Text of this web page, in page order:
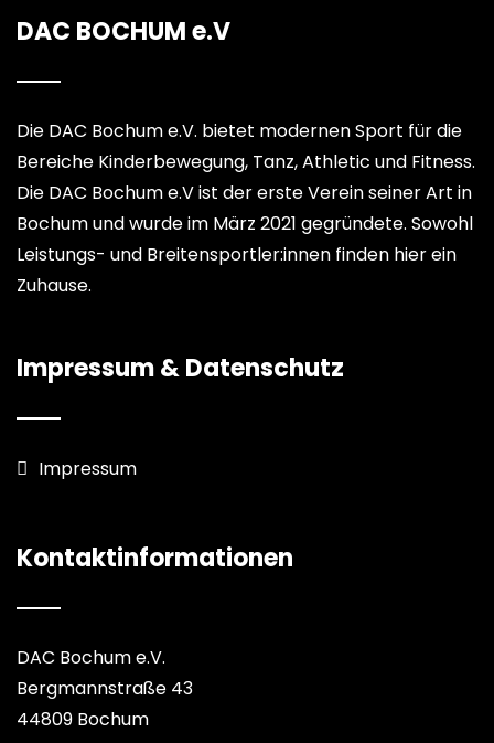
DAC BOCHUM e.V
Die DAC Bochum e.V. bietet modernen Sport für die
Bereiche Kinderbewegung, Tanz, Athletic und Fitness.
Die DAC Bochum e.V ist der erste Verein seiner Art in
Bochum und wurde im März 2021 gegründete. Sowohl
Leistungs- und Breitensportler:innen finden hier ein
Zuhause.
Impressum & Datenschutz
Impressum
Kontaktinformationen
DAC Bochum e.V.
Bergmannstraße 43
44809 Bochum